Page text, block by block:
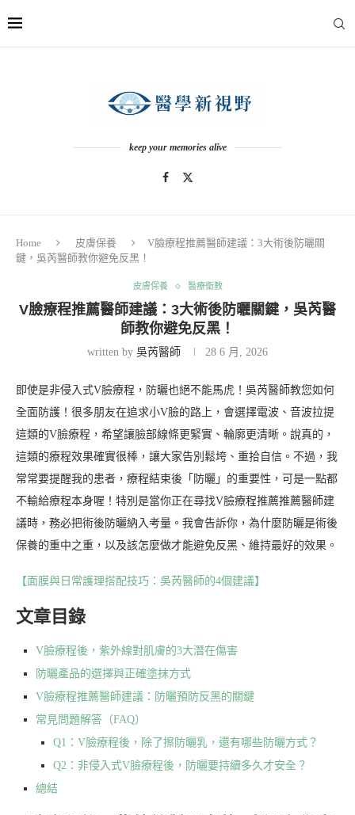
keep your memories alive
Home 皮膚保養
V臉療程推薦醫師建議：3大術後防曬關
鍵，吳芮醫師教你避免反黑！
皮膚保養 醫療衛教
V臉療程推薦醫師建議：3大術後防曬關鍵，吳芮醫
師教你避免反黑！
written by 吳芮醫師 28 6 月, 2026
即使是非侵入式V臉療程，防曬也絕不能馬虎！吳芮醫師教您如何
全面防護！很多朋友在追求小V臉的路上，會選擇電波、音波拉提
這類的V臉療程，希望讓臉部線條更緊實、輪廓更清晰。說真的，
這類的療程效果確實很棒，讓大家告別鬆垮、重拾自信。不過，我
常常要提醒我的患者，療程結束後「防曬」的重要性，可是一點都
不輸給療程本身喔！特別是當你正在尋找V臉療程推薦推薦醫師建
議時，務必把術後防曬納入考量。我會告訴你，為什麼防曬是術後
保養的重中之重，以及該怎麼做才能避免反黑、維持最好的效果。
【面膜與日常護理搭配技巧：吳芮醫師的4個建議】
文章目錄
V臉療程後，紫外線對肌膚的3大潛在傷害
防曬產品的選擇與正確塗抹方式
V臉療程推薦醫師建議：防曬預防反黑的關鍵
常見問題解答（FAQ）
Q1：V臉療程後，除了擦防曬乳，還有哪些防曬方式？
Q2：非侵入式V臉療程後，防曬要持續多久才安全？
總結